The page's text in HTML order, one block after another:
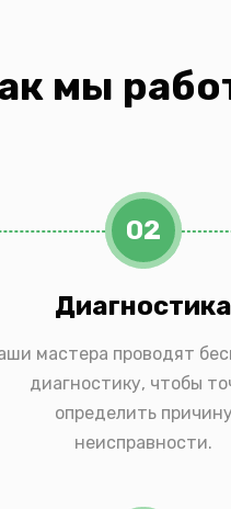
мы
02
Диагностика
мастера проводят
диагностику, чтобы
определить причину
неисправности.